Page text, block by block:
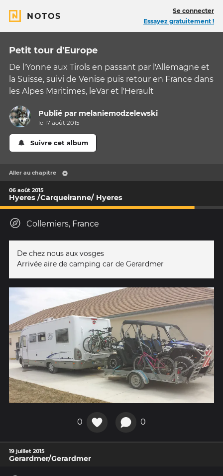
NOTOS
Se connecter
Essayez gratuitement !
Petit tour d'Europe
De l'Yonne aux Tirols en passant par l'Allemagne et
la Suisse, suivi de Venise puis retour en France dans
les Alpes Maritimes, leVar et l'Herault
Publié par melaniemodzelewski
le 17 août 2015
Suivre cet album
Aller au chapitre
06 août 2015
Hyeres /Carqueiranne/ Hyeres
Collemiers, France
De chez nous aux vosges
Arrivée aire de camping car de Gerardmer
0 0
19 juillet 2015
Gerardmer/Gerardmer